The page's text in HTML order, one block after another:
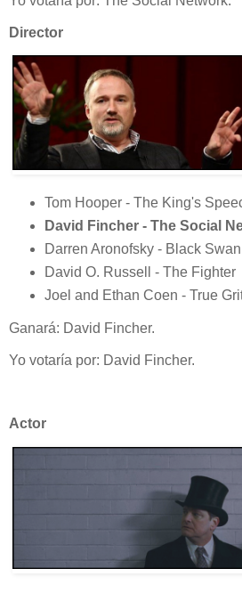
Director
Tom Hooper - The King's
David Fincher - The Social
Darren Aronofsky - Black Swan
David O. Russell - The Fighter
Joel and Ethan Coen - True
Ganará: David Fincher.
Yo votaría por: David Fincher.
Actor